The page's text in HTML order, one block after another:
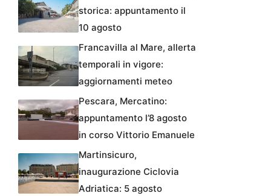
storica: appuntamento il
10 agosto
Francavilla al Mare, allerta
temporali in vigore:
aggiornamenti meteo
Pescara, Mercatino:
appuntamento l’8 agosto
in corso Vittorio Emanuele
Martinsicuro,
inaugurazione Ciclovia
Adriatica: 5 agosto